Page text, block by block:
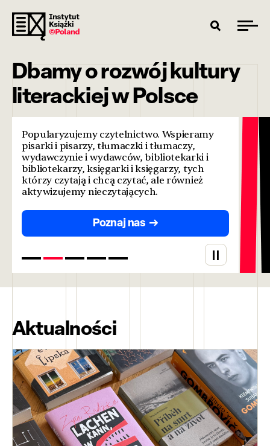
Dbamy o rozwój kultury
literackiej w Polsce
Popularyzujemy czytelnictwo. Wspieramy
pisarki i pisarzy, tłumaczki i tłumaczy,
wydawczynie i wydawców, bibliotekarki i
bibliotekarzy, księgarki i księgarzy, tych
którzy czytają i chcą czytać, ale również
aktywizujemy nieczytających.
Poznaj nas
Aktualności